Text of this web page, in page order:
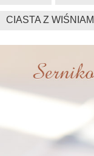
CIASTA Z WIŚNIAMI